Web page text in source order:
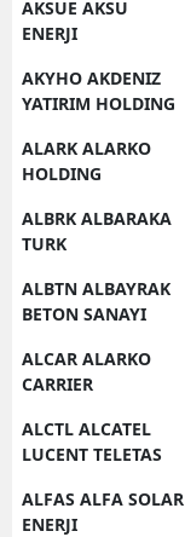
AKSUE AKSU
ENERJI
AKYHO AKDENIZ
YATIRIM HOLDING
ALARK ALARKO
HOLDING
ALBRK ALBARAKA
TURK
ALBTN ALBAYRAK
BETON SANAYI
ALCAR ALARKO
CARRIER
ALCTL ALCATEL
LUCENT TELETAS
ALFAS ALFA SOLAR
ENERJI